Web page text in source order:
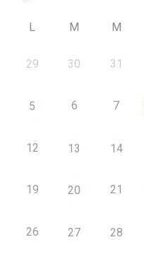
L M M
29 30 31
5 6 7
12 13 14
19 20 21
26 27 28